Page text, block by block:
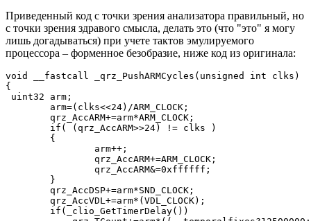
Приведенный код с точки зрения анализатора правильный, но
с точки зрения здравого смысла, делать это (что "это" я могу
лишь догадываться) при учете тактов эмулируемого
процессора – форменное безобразие, ниже код из оригинала:
void __fastcall _qrz_PushARMCycles(unsigned int clks)
{
uint32 arm;
        arm=(clks<<24)/ARM_CLOCK;
        qrz_AccARM+=arm*ARM_CLOCK;
        if( (qrz_AccARM>>24) != clks )
        {
                arm++;
                qrz_AccARM+=ARM_CLOCK;
                qrz_AccARM&=0xffffff;
        }
        qrz_AccDSP+=arm*SND_CLOCK;
        qrz_AccVDL+=arm*(VDL_CLOCK);
        if(_clio_GetTimerDelay())